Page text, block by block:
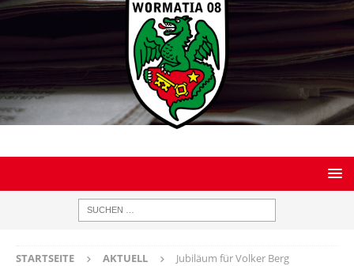
STARTSEITE AKTUELL Jubiläum für Volker Berg